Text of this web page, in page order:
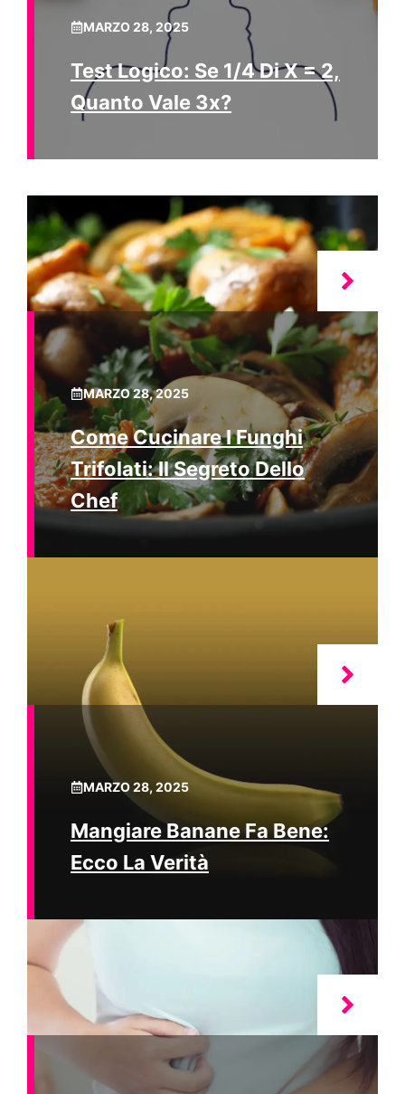
MARZO 28, 2025
Test Logico: Se 1/4 Di X = 2,
Quanto Vale 3x?
MARZO 28, 2025
Come Cucinare I Funghi
Trifolati: Il Segreto Dello
Chef
MARZO 28, 2025
Mangiare Banane Fa Bene:
Ecco La Verità